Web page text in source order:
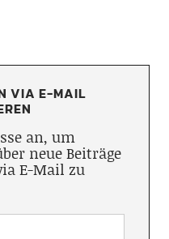
VIA E-MAIL
an, um
neue Beiträge
E-Mail zu